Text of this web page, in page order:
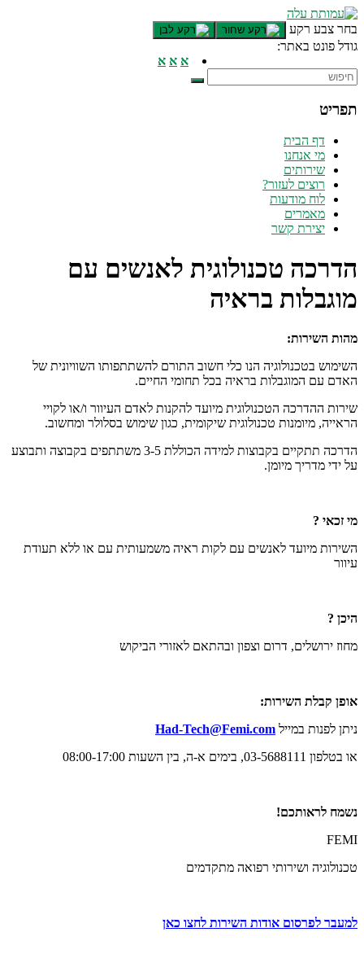
דלג לתוכן רצוי/Skip to content
בחר צבע רקע
גודל פונט באתר:
א א א
תפריט
דף הבית
מי אנחנו
שירותים
רוצים לעזור?
לוח מודעות
מאמרים
יצירת קשר
הדרכה טכנולוגית לאנשים עם
מוגבלות בראיה
מהות השירות:
השימוש בטכנולוגיה הנו כלי חשוב התורם להשתתפותו השוויונית של
האדם עם המוגבלות בראיה בכל תחומי החיים.
שירות ההדרכה הטכנולוגית מיועד להקנות לאדם העיוור ו/או לקויי
הראייה, מיומנות טכנולוגית שיקומית, כגון שימוש בסלולר ומחשוב.
הדרכה תתקיים בקבוצות למידה הכוללת 3-5 משתתפים בקבוצה ותבוצע
על ידי מדריך מיומן.
מי זכאי ?
השירות מיועד לאנשים עם לקות ראיה משמעותית עם או ללא תעודת
עיוור
היכן ?
מחוז ירושלים, דרום וצפון ובהתאם לאזורי הביקוש
אופן קבלת השירות:
ניתן לפנות במייל Had-Tech@Femi.com
או בטלפון 03-5688111, בימים א-ה, בין השעות 08:00-17:00
נשמח לראותכם!
FEMI
טכנולוגיה ושירותי רפואה מתקדמים
למעבר לפרסום אודות השירות לחצו כאן